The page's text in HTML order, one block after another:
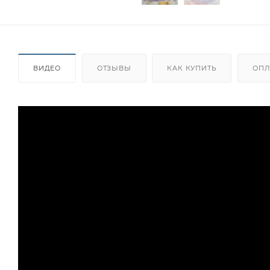
ВИДЕО ОТЗЫВЫ КАК КУПИТЬ